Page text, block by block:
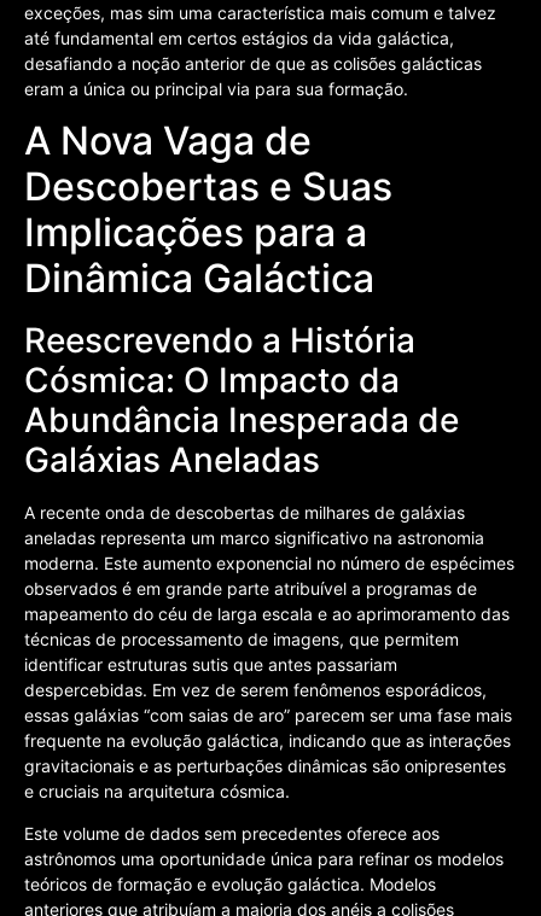
exceções, mas sim uma característica mais comum e talvez
até fundamental em certos estágios da vida galáctica,
desafiando a noção anterior de que as colisões galácticas
eram a única ou principal via para sua formação.
A Nova Vaga de
Descobertas e Suas
Implicações para a
Dinâmica Galáctica
Reescrevendo a História
Cósmica: O Impacto da
Abundância Inesperada de
Galáxias Aneladas
A recente onda de descobertas de milhares de galáxias
aneladas representa um marco significativo na astronomia
moderna. Este aumento exponencial no número de espécimes
observados é em grande parte atribuível a programas de
mapeamento do céu de larga escala e ao aprimoramento das
técnicas de processamento de imagens, que permitem
identificar estruturas sutis que antes passariam
despercebidas. Em vez de serem fenômenos esporádicos,
essas galáxias “com saias de aro” parecem ser uma fase mais
frequente na evolução galáctica, indicando que as interações
gravitacionais e as perturbações dinâmicas são onipresentes
e cruciais na arquitetura cósmica.
Este volume de dados sem precedentes oferece aos
astrônomos uma oportunidade única para refinar os modelos
teóricos de formação e evolução galáctica. Modelos
anteriores que atribuíam a maioria dos anéis a colisões